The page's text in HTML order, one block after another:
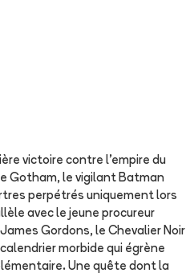
victoire contre l'empire du
Gotham, le vigilant Batman
perpétrés uniquement lors
avec le jeune procureur
Gordons, le Chevalier Noir
morbide qui égrène
Une quête dont la